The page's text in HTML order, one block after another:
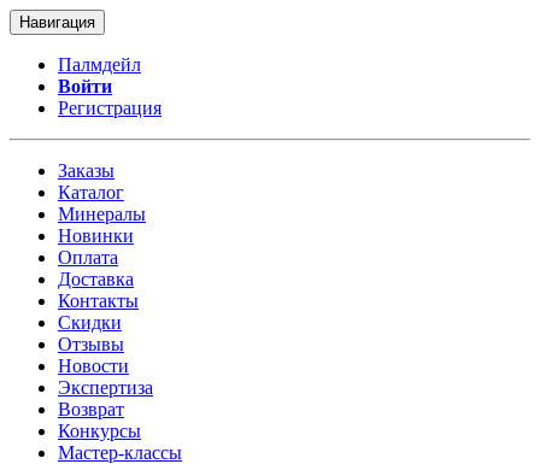
Навигация
Палмдейл
Войти
Регистрация
Заказы
Каталог
Минералы
Новинки
Оплата
Доставка
Контакты
Скидки
Отзывы
Новости
Экспертиза
Возврат
Конкурсы
Мастер-классы